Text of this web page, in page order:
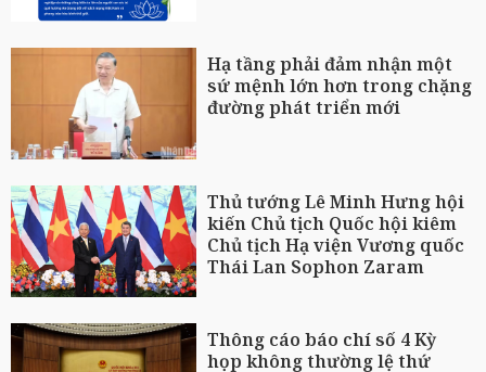
Hạ tầng phải đảm nhận một
sứ mệnh lớn hơn trong chặng
đường phát triển mới
Thủ tướng Lê Minh Hưng hội
kiến Chủ tịch Quốc hội kiêm
Chủ tịch Hạ viện Vương quốc
Thái Lan Sophon Zaram
Thông cáo báo chí số 4 Kỳ
họp không thường lệ thứ